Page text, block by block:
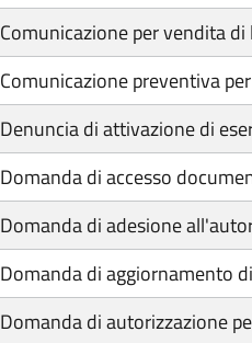
Comunicazione per vendita
Comunicazione preventiva
Denuncia di attivazione di
Domanda di accesso
Domanda di adesione
Domanda di aggiornamento
Domanda di autorizzazione